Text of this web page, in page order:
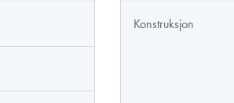
Konstruksjon